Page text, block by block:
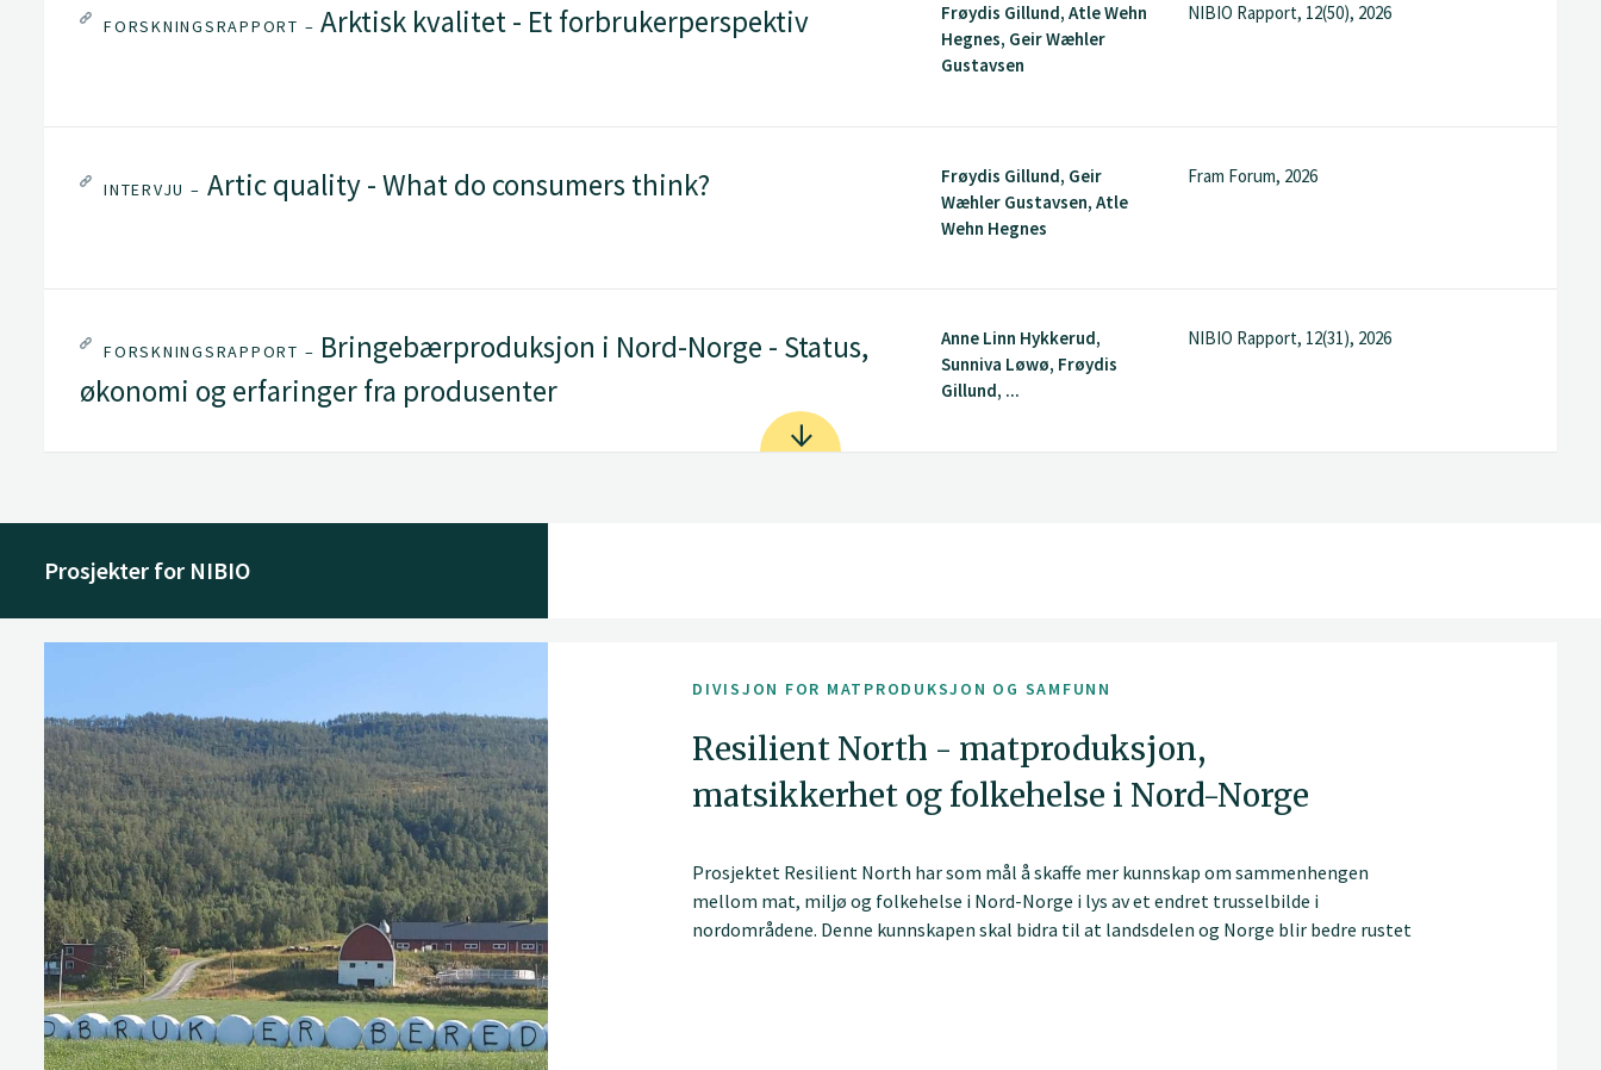
FORSKNINGSRAPPORT – Arktisk kvalitet - Et forbrukerperspektiv
Frøydis Gillund, Atle Wehn
Hegnes, Geir Wæhler
Gustavsen
NIBIO Rapport, 12(50), 2026
INTERVJU – Artic quality - What do consumers think?
Frøydis Gillund, Geir
Wæhler Gustavsen, Atle
Wehn Hegnes
Fram Forum, 2026
FORSKNINGSRAPPORT – Bringebærproduksjon i Nord-Norge - Status,
økonomi og erfaringer fra produsenter
Anne Linn Hykkerud,
Sunniva Løwø, Frøydis
Gillund, ...
NIBIO Rapport, 12(31), 2026
Prosjekter for NIBIO
DIVISJON FOR MATPRODUKSJON OG SAMFUNN
Resilient North - matproduksjon,
matsikkerhet og folkehelse i Nord-Norge
Prosjektet Resilient North har som mål å skaffe mer kunnskap om sammenhengen
mellom mat, miljø og folkehelse i Nord-Norge i lys av et endret trusselbilde i
nordområdene. Denne kunnskapen skal bidra til at landsdelen og Norge blir bedre rustet